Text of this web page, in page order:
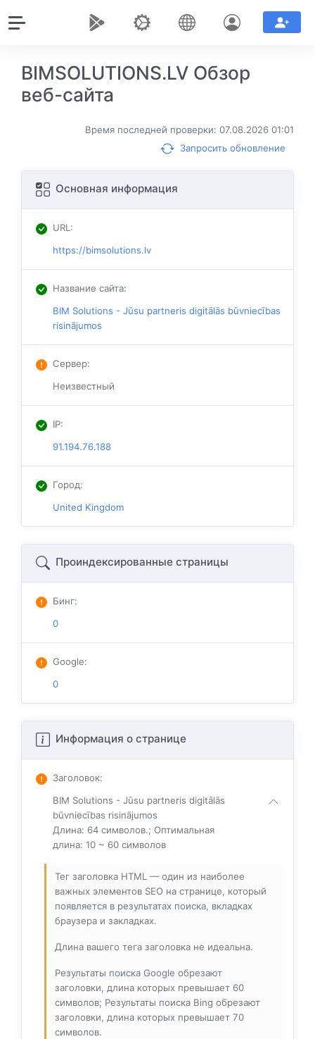
BIMSOLUTIONS.LV Обзор
веб-сайта
Время последней проверки: 07.08.2026 01:01
Запросить обновление
Основная информация
URL:
https://bimsolutions.lv
Название сайта:
BIM Solutions - Jūsu partneris digitālās būvniecības
risinājumos
Сервер:
Неизвестный
IP:
91.194.76.188
Город:
United Kingdom
Проиндексированные страницы
Бинг:
0
Google:
0
Информация о странице
Заголовок:
BIM Solutions - Jūsu partneris digitālās
būvniecības risinājumos
Длина: 64 символов.; Оптимальная
длина: 10 ~ 60 символов
Тег заголовка HTML — один из наиболее
важных элементов SEO на странице, который
появляется в результатах поиска, вкладках
браузера и закладках.
Длина вашего тега заголовка не идеальна.
Результаты поиска Google обрезают
заголовки, длина которых превышает 60
символов; Результаты поиска Bing обрезают
заголовки, длина которых превышает 70
символов.